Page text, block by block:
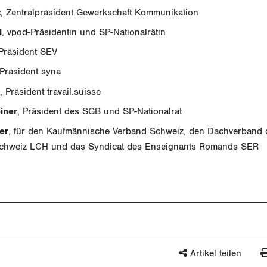
, Zentralpräsident Gewerkschaft Kommunikation
, vpod-Präsidentin und SP-Nationalrätin
SEV
syna
, Präsident travail.suisse
, Präsident des SGB und SP-Nationalrat
, für den Kaufmännische Verband Schweiz, den
LCH und das Syndicat des Enseignants Romands SER
Artikel teilen